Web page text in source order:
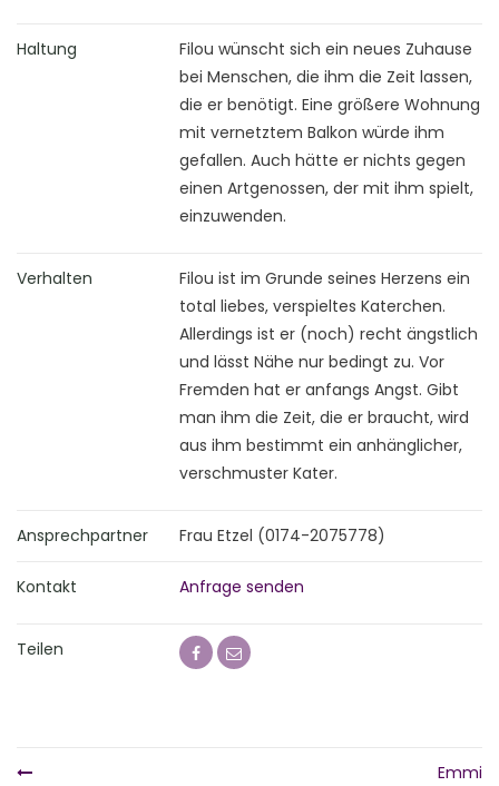
Haltung
Filou wünscht sich ein neues Zuhause
bei Menschen, die ihm die Zeit lassen,
die er benötigt. Eine größere Wohnung
mit vernetztem Balkon würde ihm
gefallen. Auch hätte er nichts gegen
einen Artgenossen, der mit ihm spielt,
einzuwenden.
Verhalten
Filou ist im Grunde seines Herzens ein
total liebes, verspieltes Katerchen.
Allerdings ist er (noch) recht ängstlich
und lässt Nähe nur bedingt zu. Vor
Fremden hat er anfangs Angst. Gibt
man ihm die Zeit, die er braucht, wird
aus ihm bestimmt ein anhänglicher,
verschmuster Kater.
Ansprechpartner Frau Etzel (0174-2075778)
Kontakt Anfrage senden
Teilen
Emmi